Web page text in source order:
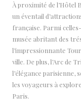
À proximité de l’Hôtel
un éventail
française. Parmi
musée abritant des
l’impressionnante
ville. De plus, l’Arc de
l’élégance parisienne,
les voyageurs à
Paris.